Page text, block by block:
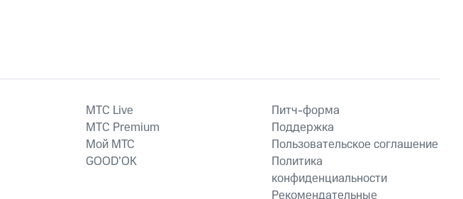
MTС Live
MTС Premium
Мой МТС
GOOD’OK
Питч-форма
Поддержка
Пользовательское соглашение
Политика
конфиденциальности
Рекомендательные